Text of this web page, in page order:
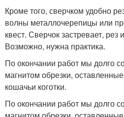
Кроме того, сверчком удобно
волны металлочерепицы или
квест. Сверчок застревает,
Возможно, нужна практика.
По окончании работ мы долго
магнитом обрезки,
кошачьи коготки.
По окончании работ мы долго